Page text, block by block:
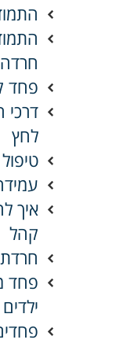
חרדה
פחד
לחץ
איך
קהל
פחד
ילדים